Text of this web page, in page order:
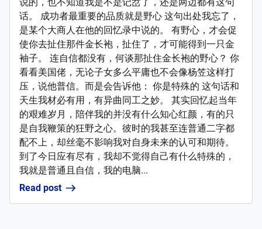
话。 成功者最重要的品质就是野心 这句出处我忘了，
是某个大商人在他的回忆录中说的。 有野心，才会促
使你去扯住那件金长袍，扯住了，才可能得到一只金
袖子。 连自信都没有，何谈那扯住金长袍的野心？ 你
看看美国佬，无论子女多么平庸也不会像杨笠这样打
压，说他普信。而是会告诉他： 你是特殊的 这句话和
天生我材必有用，有异曲同工之妙。 其实回忆起当年
的艰难岁月，陪伴我的并没有什么知心红颜，有的只
是自我鞭策的狂野之心。彼时的我甚至连普通二字都
配不上，却丝毫不影响我对自身未来的认可和期待。
到了今日应有尽有，我却不觉得自己有什么特殊的，
我就是普通且自信，我的电脑...
Read post